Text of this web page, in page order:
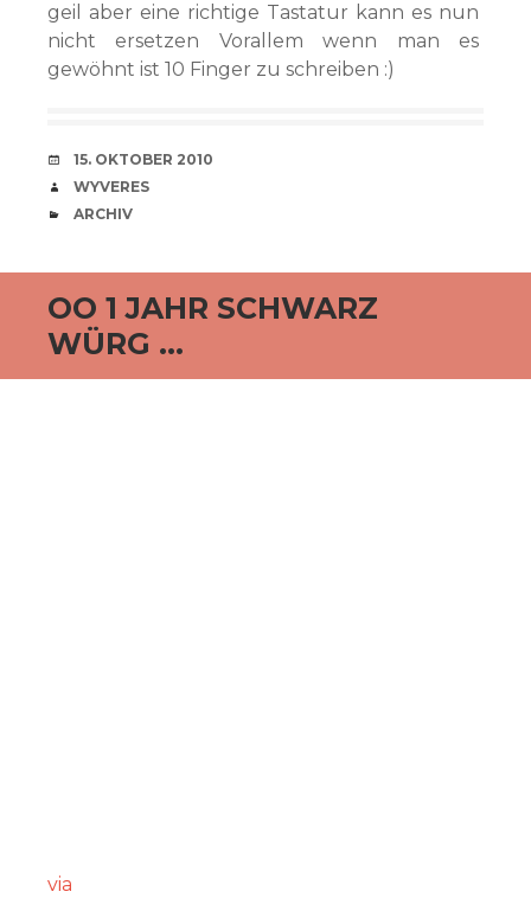
geil aber eine richtige Tastatur kann es nun
nicht ersetzen Vorallem wenn man es
gewöhnt ist 10 Finger zu schreiben :)
VERABREDUNG
15. OKTOBER 2010
VERFASSER
WYVERES
CATEGORIES
ARCHIV
OO 1 JAHR SCHWARZ
WÜRG …
via